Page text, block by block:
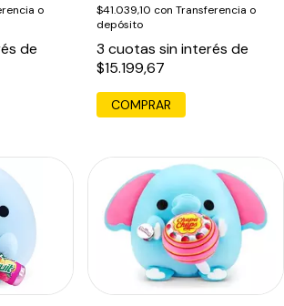
o
de
$41.039,10 con Transferencia o
depósito
3 cuotas sin interés de
$15.199,67